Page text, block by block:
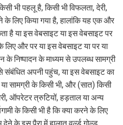
भी पहलू है, किसी भी विफलता, देरी,
लिए किया गया है, हालांकि यह एक और
है या इस वेबसाइट या इस वेबसाइट पर
लिए और पर या इस वेबसाइट या पर या
निष्पादन के माध्यम से उपलब्ध सामग्री
संबंधित अपनी पहुंच, या इस वेबसाइट का
सामग्री के किसी भी, और (सात) किसी
ऑपरेटर त्रुटियों, हड़ताल या अन्य
के किसी भी है कि क्या करने के लिए